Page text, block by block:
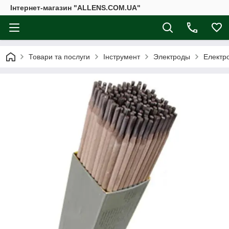
Інтернет-магазин "ALLENS.COM.UA"
Товари та послуги Інструмент Электроды